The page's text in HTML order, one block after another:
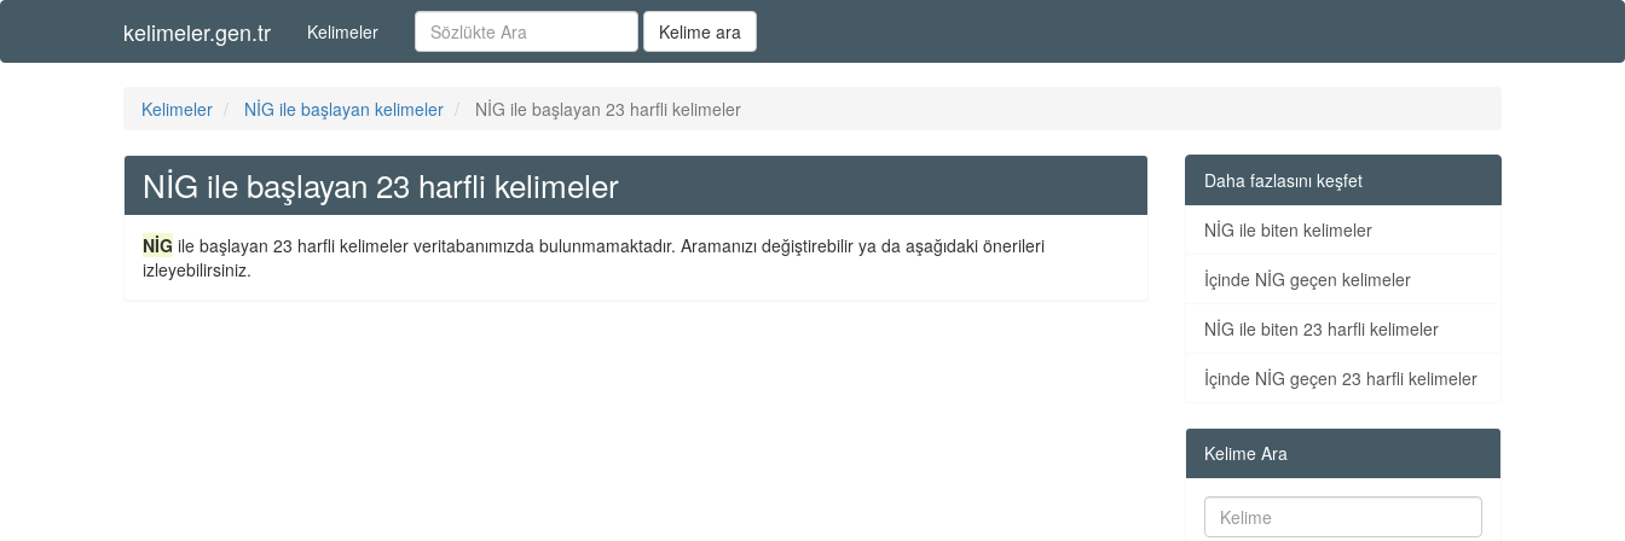
kelimeler.gen.tr Kelimeler Kelime ara
Kelimeler NİG ile başlayan kelimeler NİG ile başlayan 23 harfli kelimeler
NİG ile başlayan 23 harfli kelimeler
NİG ile başlayan 23 harfli kelimeler veritabanımızda bulunmamaktadır. Aramanızı değiştirebilir ya da aşağıdaki önerileri
izleyebilirsiniz.
Daha fazlasını keşfet
NİG ile biten kelimeler
İçinde NİG geçen kelimeler
NİG ile biten 23 harfli kelimeler
İçinde NİG geçen 23 harfli kelimeler
Kelime Ara